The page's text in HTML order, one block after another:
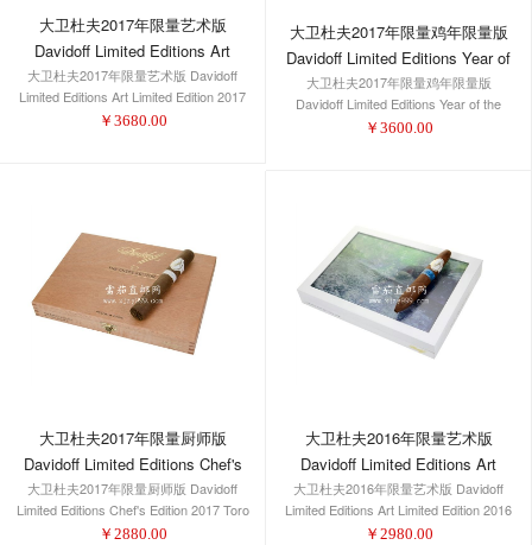
大卫杜夫2017年限量艺术版
Davidoff Limited Editions Art
Limited Edition 2017 Toro
大卫杜夫2017年限量艺术版 Davidoff
Limited Editions Art Limited Edition 2017
Toro
￥ 3680.00
大卫杜夫2017年限量鸡年限量版
Davidoff Limited Editions Year of
the Rooster 2017 Diadema
大卫杜夫2017年限量鸡年限量版
Davidoff Limited Editions Year of the
Rooster 2017 Diadema
￥ 3600.00
大卫杜夫2017年限量厨师版
Davidoff Limited Editions Chef's
Edition 2017 Toro
大卫杜夫2017年限量厨师版 Davidoff
Limited Editions Chef's Edition 2017 Toro
￥ 2880.00
大卫杜夫2016年限量艺术版
Davidoff Limited Editions Art
Limited Edition 2016 Perfecto
大卫杜夫2016年限量艺术版 Davidoff
Limited Editions Art Limited Edition 2016
Perfecto
￥ 2980.00